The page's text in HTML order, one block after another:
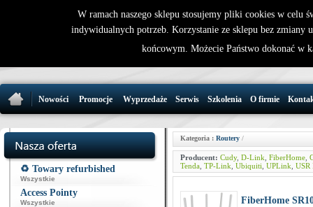
32 721 86
Nowości Promocje Wyprzedaże Serwis Szkolenia O firmie
♻️ Towary refurbished
Wszystkie
Access Pointy
Wszystkie
Kategoria : Routery/
Producent: Cudy, D-Link FiberHome,
Tenda, TP-Link Ubiquiti UPLink USR
FiberHome
W ramach naszego sklepu stosujemy pliki cookies w celu
indywidualnych potrzeb. Korzystanie ze sklepu bez zmiany
końcowym. Możecie Państwo dokonać w